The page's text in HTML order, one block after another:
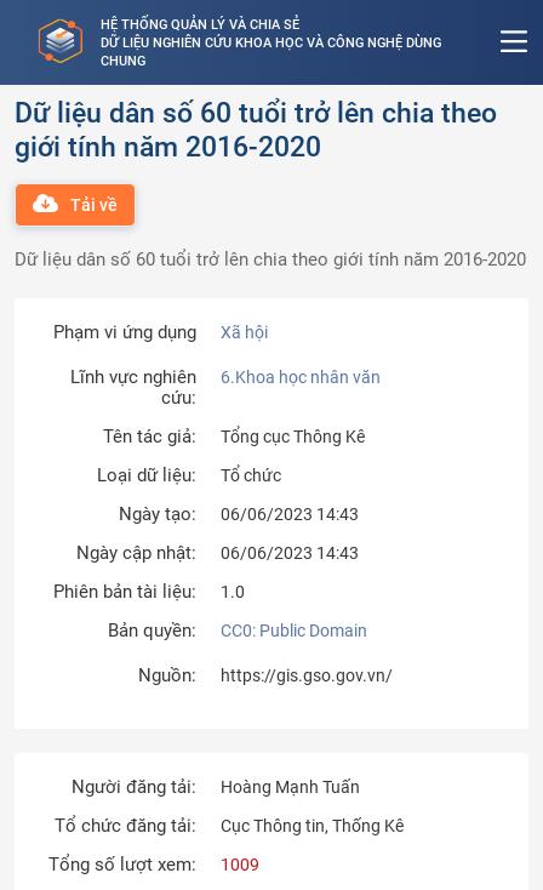
HỆ THỐNG QUẢN LÝ VÀ CHIA SẺ
DỮ LIỆU NGHIÊN CỨU KHOA HỌC VÀ CÔNG NGHỆ DÙNG
CHUNG
Dữ liệu dân số 60 tuổi trở lên chia theo
giới tính năm 2016-2020
Tải về
Dữ liệu dân số 60 tuổi trở lên chia theo giới tính năm 2016-2020
Phạm vi ứng dụng Xã hội
Lĩnh vực nghiên
cứu:
6.Khoa học nhân văn
Tên tác giả: Tổng cục Thông Kê
Loại dữ liệu: Tổ chức
Ngày tạo: 06/06/2023 14:43
Ngày cập nhật: 06/06/2023 14:43
Phiên bản tài liệu: 1.0
Bản quyền: CC0: Public Domain
Nguồn: https://gis.gso.gov.vn/
Người đăng tải: Hoàng Mạnh Tuấn
Tổ chức đăng tải: Cục Thông tin, Thống Kê
Tổng số lượt xem: 1009